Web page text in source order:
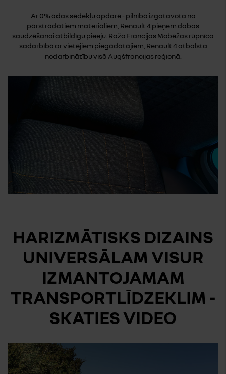
Ar 0% ādas sēdekļu apdarē - pilnībā izgatavota no
pārstrādātiem materiāliem, Renault 4 pieņem dabas
saudzēšanai atbildīgu pieeju. Ražo Francijas Mobēžas rūpnīca
sadarbībā ar vietējiem piegādātājiem, Renault 4 atbalsta
nodarbinātību visā Augšfrancijas reģionā.
HARIZMĀTISKS DIZAINS
UNIVERSĀLAM VISUR
IZMANTOJAMAM
TRANSPORTLĪDZEKLIM -
SKATIES VIDEO